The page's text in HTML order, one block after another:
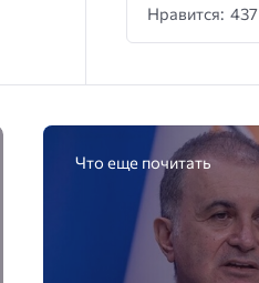
Нравится: 437
Что еще почитать